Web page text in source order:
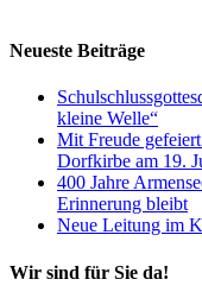
Neueste Beiträge
kleine Welle“
Mit Freude
Dorfkirbe am 19.
400 Jahre
Erinnerung bleibt
Neue Leitung im
Wir sind für Sie da!